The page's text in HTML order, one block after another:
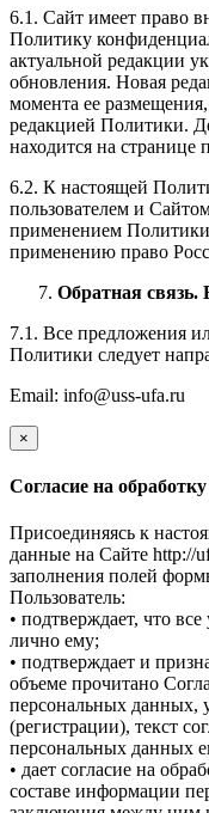
6.1. Сайт имеет право
Политику
актуальной редакции
обновления. Новая
момента ее
редакцией Политики.
находится на странице
6.2. К настоящей
пользователем и
применением
применению право
Обратная
7.1. Все предложения
Политики следует
Email: info@uss-ufa.ru
×
Cогласие на
Присоединяясь к
данные на Сайте http://
заполнения полей
Пользователь:
• подтверждает, что
лично ему;
• подтверждает и
объеме прочитано
персональных данных,
(регистрации), текст
персональных данных
• дает согласие на
составе информации